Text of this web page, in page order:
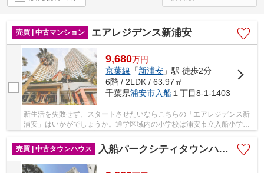
売買 | 中古マンション エアレジデンス新浦安
9,680万円
京葉線 「新浦安 」駅 徒歩2分
6階 / 2LDK / 63.97㎡
千葉県浦安市入船１丁目8-1-1403
新生活を失敗せず、スタートさせたいならこちらの「エアレジデンス新
浦安」はいかがでしょうか。通学区域内の小学校は浦安市立入船小学校
売買 | 中古タウンハウス
入船パークシティタウンハウス